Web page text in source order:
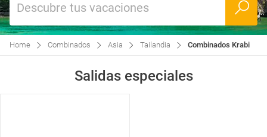
Descubre tus vacaciones
Home Combinados Asia Tailandia Combinados Krabi
Salidas especiales